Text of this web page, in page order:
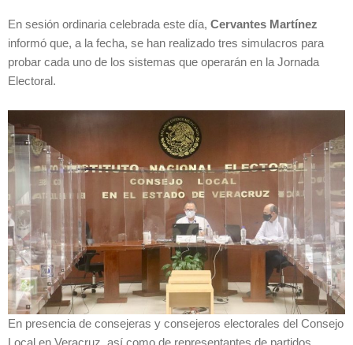
En sesión ordinaria celebrada este día, Cervantes Martínez
informó que, a la fecha, se han realizado tres simulacros para
probar cada uno de los sistemas que operarán en la Jornada
Electoral.
En presencia de consejeras y consejeros electorales del Consejo